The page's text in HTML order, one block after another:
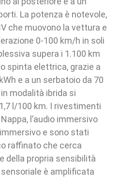
La potenza è notevole,
che muovono la vettura e
0-100 km/h in soli
supera i 1.100 km
spinta elettrica, grazie a
e a un serbatoio da 70
modalità ibrida si
l/100 km. I rivestimenti
l’audio immersivo
e sono stati
raffinato che cerca
della propria sensibilità
sensoriale è amplificata